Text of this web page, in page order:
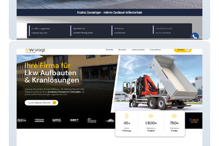
Alcatraz Zaunanlagen GmbH